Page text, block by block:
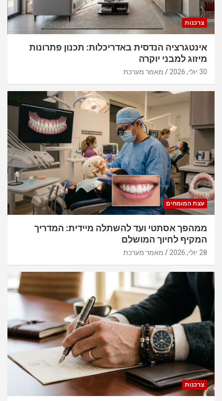
צרכנות
אינטגרציה הנדסית באדריכלות: תכנון פתרונות
מיזוג למבני יוקרה
30 יולי, 2026 מאמר מערכת
עצת המומחים
ממהפך אסתטי ועד להשתלה מיידית: המדריך
המקיף לחיוך המושלם
28 יולי, 2026 מאמר מערכת
צרכנות